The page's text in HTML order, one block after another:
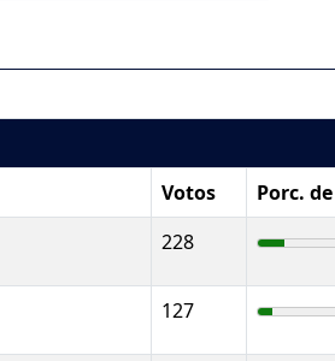
Votos Porc.
228
127